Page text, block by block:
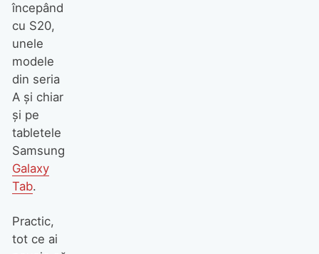
începând
cu S20,
unele
modele
din seria
A și chiar
și pe
tabletele
Samsung
Galaxy
Tab.
Practic,
tot ce ai